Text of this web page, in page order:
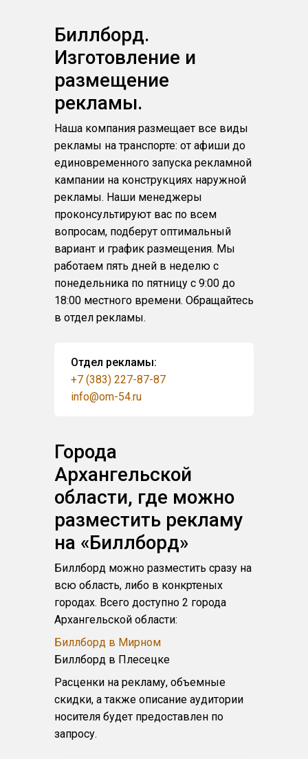
Биллборд.
Изготовление и
размещение
рекламы.
Наша компания размещает все виды
рекламы на транспорте: от афиши до
единовременного запуска рекламной
кампании на конструкциях наружной
рекламы. Наши менеджеры
проконсультируют вас по всем
вопросам, подберут оптимальный
вариант и график размещения. Мы
работаем пять дней в неделю с
понедельника по пятницу с 9:00 до
18:00 местного времени. Обращайтесь
в отдел рекламы.
Отдел рекламы:
+7 (383) 227-87-87
info@om-54.ru
Города
Архангельской
области, где можно
разместить рекламу
на «Биллборд»
Биллборд можно разместить сразу на
всю область, либо в конкртеных
городах. Всего доступно 2 города
Архангельской области:
Биллборд в Мирном
Биллборд в Плесецке
Расценки на рекламу, объемные
скидки, а также описание аудитории
носителя будет предоставлен по
запросу.